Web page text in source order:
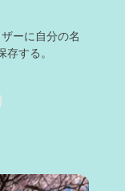
ーに自分の名
する。